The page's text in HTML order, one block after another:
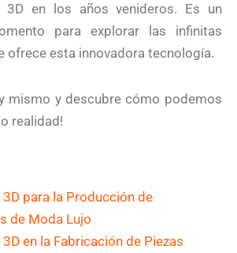
3D en los años venideros. Es un
para explorar las infinitas
ofrece esta innovadora tecnología.
mismo y descubre cómo podemos
realidad!
para la Producción de
de Moda Lujo
en la Fabricación de Piezas